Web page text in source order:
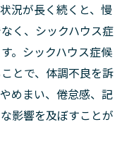
況が長く続くと、慢
く、シックハウス症
。シックハウス症候
とで、体調不良を訴
めまい、倦怠感、記
影響を及ぼすことが